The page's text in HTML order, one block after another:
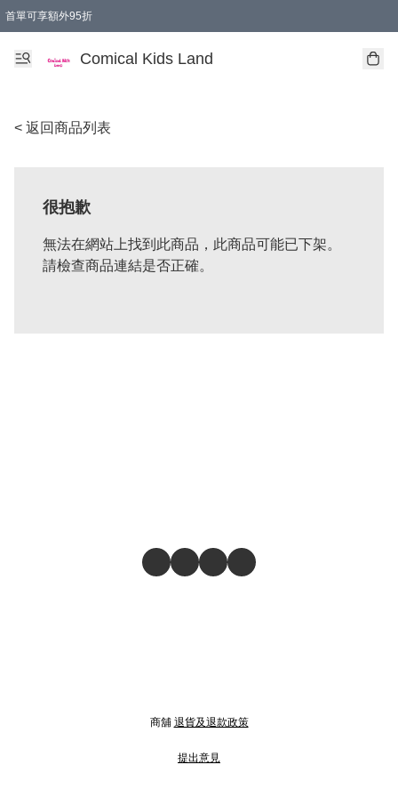
首單可享額外95折
Comical Kids Land
< 返回商品列表
很抱歉
無法在網站上找到此商品，此商品可能已下架。
請檢查商品連結是否正確。
商舖 退貨及退款政策
提出意見